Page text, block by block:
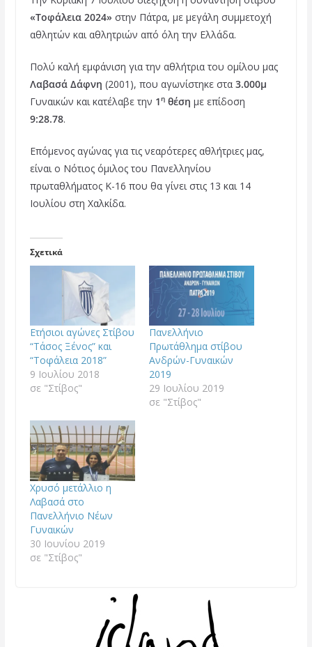
c
e
o
o
k
i
t
e
r
n
r
e
s
«Τοφάλεια 2024» στην Πάτρα, με μεγάλη συμμετοχή
αθλητών και αθλητριών από όλη την Ελλάδα.
Πολύ καλή εμφάνιση για την αθλήτρια του ομίλου μας
Λαβασά Δάφνη (2001), που αγωνίστηκε στα 3.000μ
Γυναικών και κατέλαβε την 1ηθέση με επίδοση
9:28.78.
Επόμενος αγώνας για τις νεαρότερες αθλήτριες μας,
είναι ο Νότιος όμιλος του Πανελληνίου
πρωταθλήματος Κ-16 που θα γίνει στις 13 και 14
Ιουλίου στη Χαλκίδα.
Σχετικά
Ετήσιοι αγώνες Στίβου
“Τάσος Ξένος” και
“Τοφάλεια 2018”
9 Ιουλίου 2018
σε "Στίβος"
Πανελλήνιο
Πρωτάθλημα στίβου
Ανδρών-Γυναικών
2019
29 Ιουλίου 2019
σε "Στίβος"
Χρυσό μετάλλιο η
Λαβασά στο
Πανελλήνιο Νέων
Γυναικών
30 Ιουνίου 2019
σε "Στίβος"